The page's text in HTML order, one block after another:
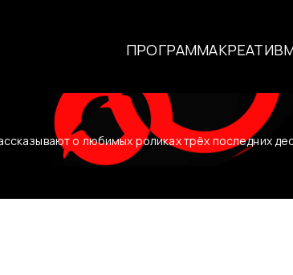
ПРОГРАММАКРЕАТИВ
креаторы
О
о любимых роликах трёх последних